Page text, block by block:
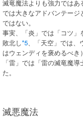
滅竜魔法よりも強力では
では大きなアドバンテー
ではない。
事実、「炎」では「コツ
敗北し*5、「天空」では、
はウェンディを褒めるべき
「雷」では「雷の滅竜魔
た。
滅悪魔法